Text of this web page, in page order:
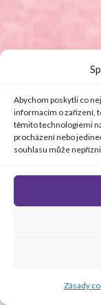
Abychom poskytli co
informacím o zařízení,
těmito technologiemi
procházení nebo
souhlasu může
Zásady
© Copyright